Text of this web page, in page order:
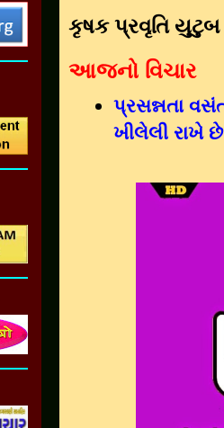
કૃષક પ્રવૃતિ યુટુબ
આજનો વિચાર
પ્રસન્નતા
ખીલેલી રાખે